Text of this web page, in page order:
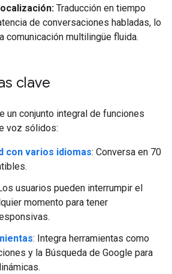
Traducción en tiempo
de conversaciones habladas, lo
comunicación multilingüe fluida.
clave
un conjunto integral de funciones
voz sólidos:
con varios idiomas: Conversa en 70
usuarios pueden interrumpir el
momento para tener
: Integra herramientas como
y la Búsqueda de Google para